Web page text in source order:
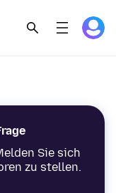
Sie sich
zu stellen.